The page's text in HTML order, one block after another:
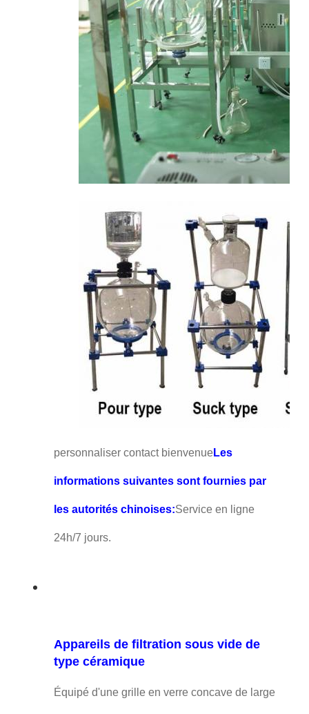
personnaliser contact bienvenueLes
informations suivantes sont fournies par
les autorités chinoises:Service en ligne
24h/7 jours.
Appareils de filtration sous vide de
type céramique
Équipé d'une grille en verre concave de large